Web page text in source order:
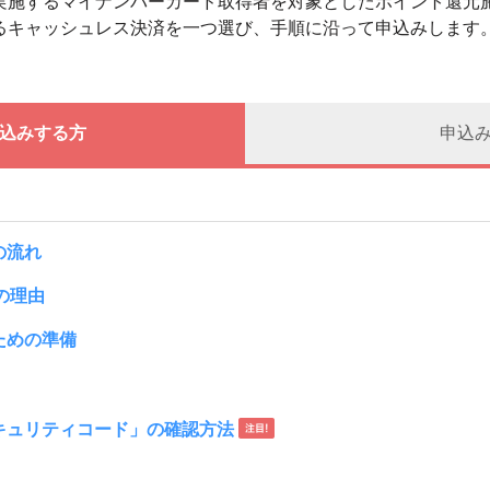
キャッシュレス決済を一つ選び、手順に沿って申込みします。
みする方 申込
流れ
理由
めの準備
リティコード」の確認方法